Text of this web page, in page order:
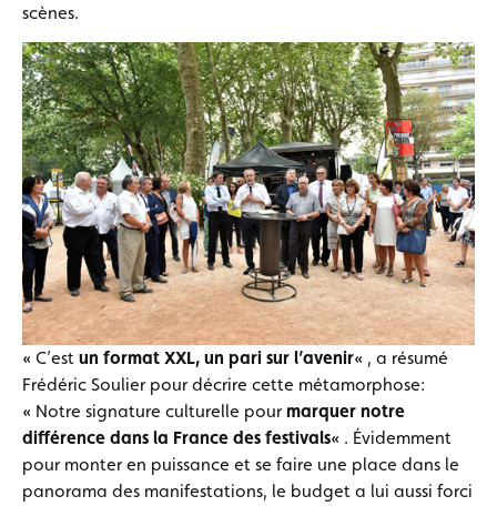
scènes.
« C’est un format XXL, un pari sur l’avenir« , a résumé
Frédéric Soulier pour décrire cette métamorphose:
« Notre signature culturelle pourmarquer notre
différence dans la France des festivals« . Évidemment
pour monter en puissance et se faire une place dans le
panorama des manifestations, le budget a lui aussi forci